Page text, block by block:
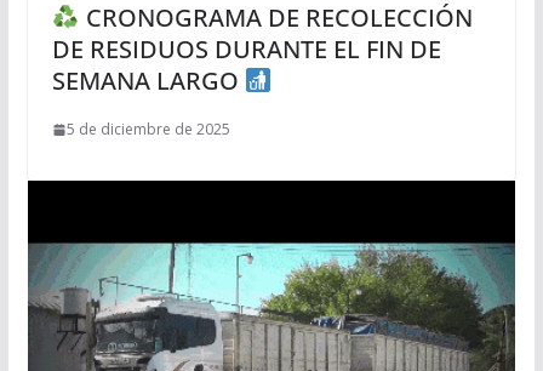
CRONOGRAMA DE RECOLECCIÓN
DE RESIDUOS DURANTE EL FIN DE
SEMANA LARGO
5 de diciembre de 2025